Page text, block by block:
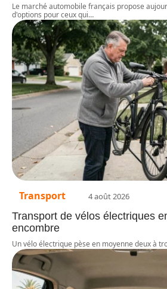
Le marché automobile français propose
d'options pour ceux qui…
Transport 4 août 2026
Transport de vélos électriques
encombre
Un vélo électrique pèse en moyenne deux à